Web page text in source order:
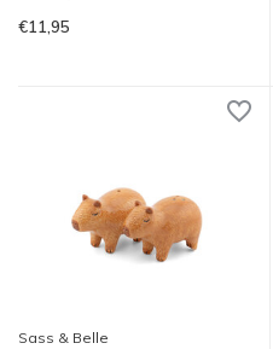
€11,95
Sass & Belle